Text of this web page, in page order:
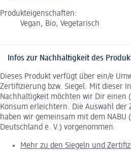
Produkteigenschaften:
Vegan, Bio, Vegetarisch
Infos zur Nachhaltigkeit des
Dieses Produkt verfügt über ein/e
Zertifizierung bzw. Siegel. Mit dieser
Nachhaltigkeit möchten wir Dir einen
Konsum erleichtern. Die Auswahl der
haben wir gemeinsam mit dem NABU
Deutschland e. V.) vorgenommen.
Mehr zu den Siegeln und